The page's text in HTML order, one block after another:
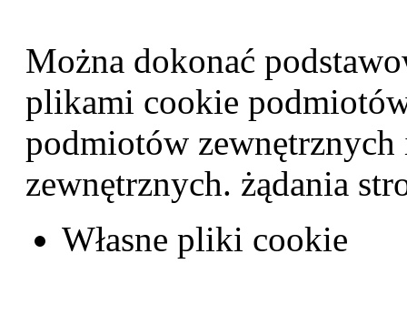
Można dokonać
plikami cookie
podmiotów
zewnętrznych. żądania
Własne pliki cookie